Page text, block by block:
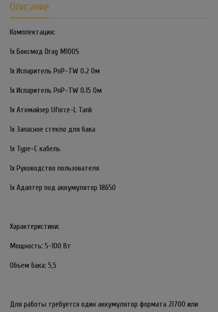
Описание
Комплектация:
1х Боксмод Drag M100S
1х Испаритель PnP-TW 0.2 Ом
1х Испаритель PnP-TW 0.15 Ом
1х Атомайзер Uforce-L Tank
1х Запасное стекло для бака
1х Type-C кабель
1х Руководство пользователя
1х Адаптер под аккумулятор 18650
Характеристики:
Мощность: 5-100 Вт
Объем бака: 5,5
Для работы требуется один аккумулятор формата 21700 или